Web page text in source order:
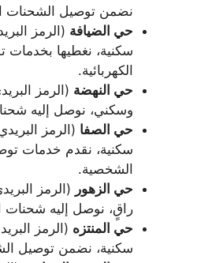
نضمن توصيل الشحنات
حي الضيافة
سكنية، نغطيها بخدمات
الكهربائية.
حي النهضة
وسكني، نوصل إليه
حي الصفا
سكنية، نقدم خدمات
الشخصية.
حي الزهور
راقٍ، نوصل إليه شحنات
حي المنتزه
سكنية، نضمن توصيل